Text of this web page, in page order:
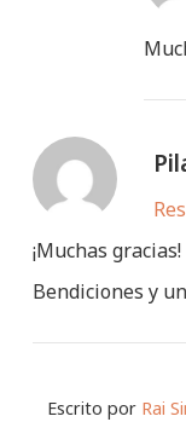
¡Muchas gracias!
Bendiciones y
Escrito por Rai